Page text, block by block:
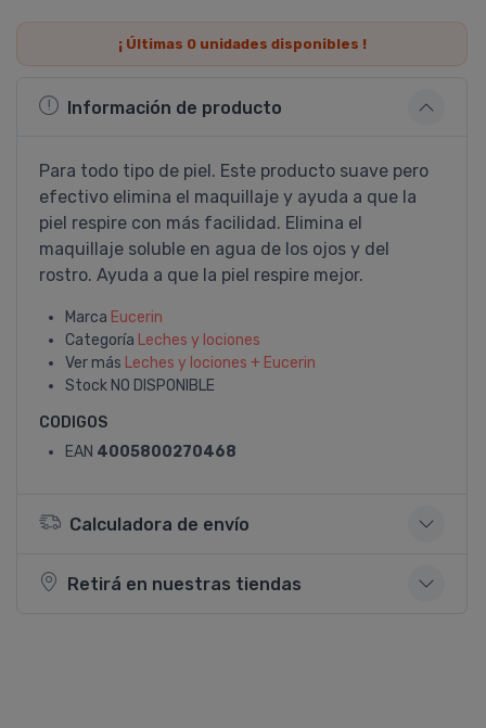
¡ Últimas 0unidades disponibles !
Información de producto
Para todo tipo de piel. Este producto suave pero
efectivo elimina el maquillaje y ayuda a que la
piel respire con más facilidad. Elimina el
maquillaje soluble en agua de los ojos y del
rostro. Ayuda a que la piel respire mejor.
Marca Eucerin
Categoría Leches y lociones
Ver más Leches y lociones + Eucerin
Stock NO DISPONIBLE
CODIGOS
EAN 4005800270468
Calculadora de envío
Retirá en nuestras tiendas